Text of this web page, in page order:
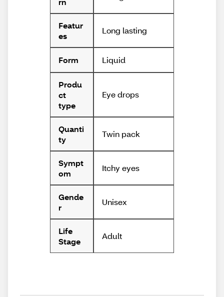
Featur
es
Long lasting
Form Liquid
Produ
ct
type
Eye drops
Quanti
ty
Twin pack
Sympt
om
Itchy eyes
Gende
r
Unisex
Life
Stage
Adult